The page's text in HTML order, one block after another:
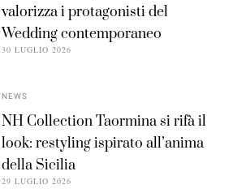
valorizza i protagonisti del
Wedding contemporaneo
30 LUGLIO 2026
NEWS
NH Collection Taormina si rifà il
look: restyling ispirato all’anima
della Sicilia
29 LUGLIO 2026